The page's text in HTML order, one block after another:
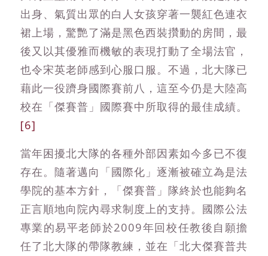
出身、氣質出眾的白人女孩穿著一襲紅色連衣
裙上場，驚艷了滿是黑色西裝攢動的房間，最
後又以其優雅而機敏的表現打動了全場法官，
也令宋英老師感到心服口服。不過，北大隊已
藉此一役躋身國際賽前八，這至今仍是大陸高
校在「傑賽普」國際賽中所取得的最佳成績。
[6]
當年困擾北大隊的各種外部因素如今多已不復
存在。隨著邁向「國際化」逐漸被確立為是法
學院的基本方針，「傑賽普」隊終於也能夠名
正言順地向院內尋求制度上的支持。國際公法
專業的易平老師於2009年回校任教後自願擔
任了北大隊的帶隊教練，並在「北大傑賽普共